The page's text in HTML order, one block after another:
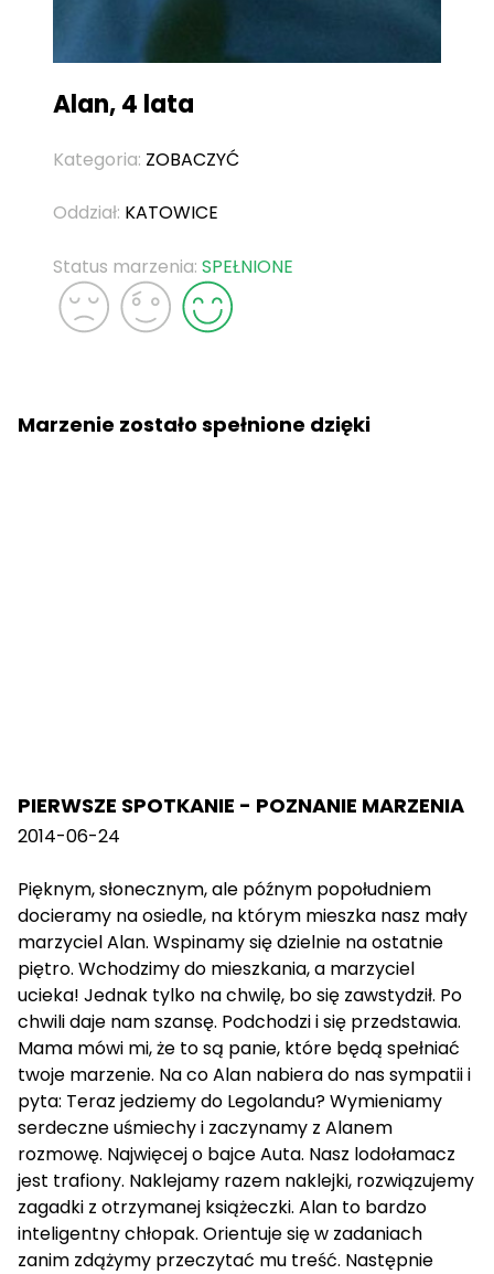
Alan, 4 lata
Kategoria: ZOBACZYĆ
Oddział: KATOWICE
Status marzenia: SPEŁNIONE
Marzenie zostało spełnione dzięki
PIERWSZE SPOTKANIE - POZNANIE MARZENIA
2014-06-24
Pięknym, słonecznym, ale późnym popołudniem
docieramy na osiedle, na którym mieszka nasz mały
marzyciel Alan. Wspinamy się dzielnie na ostatnie
piętro. Wchodzimy do mieszkania, a marzyciel
ucieka! Jednak tylko na chwilę, bo się zawstydził. Po
chwili daje nam szansę. Podchodzi i się przedstawia.
Mama mówi mi, że to są panie, które będą spełniać
twoje marzenie. Na co Alan nabiera do nas sympatii i
pyta: Teraz jedziemy do Legolandu? Wymieniamy
serdeczne uśmiechy i zaczynamy z Alanem
rozmowę. Najwięcej o bajce Auta. Nasz lodołamacz
jest trafiony. Naklejamy razem naklejki, rozwiązujemy
zagadki z otrzymanej książeczki. Alan to bardzo
inteligentny chłopak. Orientuje się w zadaniach
zanim zdążymy przeczytać mu treść. Następnie